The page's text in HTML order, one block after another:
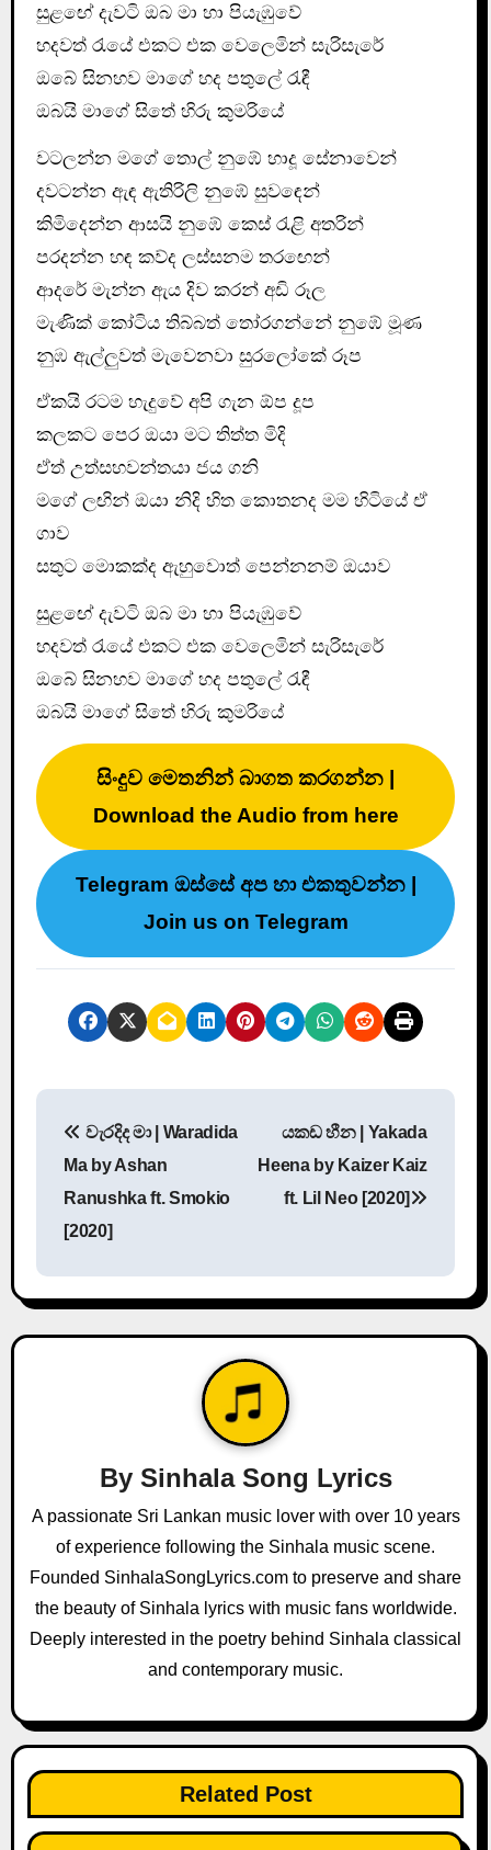
සුළඟේ දැවටි ඔබ මා හා පියැඹුවේ
හදවත් රැයේ එකට එක වෙලෙමින් සැරිසැරේ
ඔබේ සිනහව මාගේ හද පතුලේ රැඳී
ඔබයි මාගේ සිතේ හිරු කුමරියේ
වටලන්න මගේ තොල් නුඹේ හාදූ සේනාවෙන්
දවටන්න ඇඳ ඇතිරිලි නුඹේ සුවඳෙන්
කිමිදෙන්න ආසයි නුඹේ කෙස් රැළි අතරින්
පරදන්න හඳ කව්ද ලස්සනම තරඟෙන්
ආදරේ මැන්න ඇය දිව කරන් අඩි රූල
මැණික් කෝටිය තිබ්බත් තෝරගන්නේ නුඹේ මූණ
නුඹ ඇල්ලුවත් මැවෙනවා සුරලෝකේ රූප
ඒකයි රටම හැදුවේ අපි ගැන ඕප දූප
කලකට පෙර ඔයා මට තිත්ත මිදි
ඒත් උත්සහවන්තයා ජය ගනි
මගේ ලඟින් ඔයා නිදි හිත කොතනද මම හිටියේ ඒ
ගාව
සතුට මොකක්ද ඇහුවොත් පෙන්නනම් ඔයාව
සුළඟේ දැවටි ඔබ මා හා පියැඹුවේ
හදවත් රැයේ එකට එක වෙලෙමින් සැරිසැරේ
ඔබේ සිනහව මාගේ හද පතුලේ රැඳී
ඔබයි මාගේ සිතේ හිරු කුමරියේ
සිංදුව මෙතනින් බාගත කරගන්න |
Download the Audio from here
Telegram ඔස්සේ අප හා එකතුවන්න |
Join us on Telegram
n
a
a
i
o
වැරදිද මා | Waradida
Ma by Ashan
Ranushka ft. Smokio
[2020]
යකඩ හීන | Yakada
Heena by Kaizer Kaiz
ft. Lil Neo [2020]
By Sinhala Song Lyrics
A passionate Sri Lankan music lover with over 10 years
of experience following the Sinhala music scene.
Founded SinhalaSongLyrics.com to preserve and share
the beauty of Sinhala lyrics with music fans worldwide.
Deeply interested in the poetry behind Sinhala classical
and contemporary music.
Related Post